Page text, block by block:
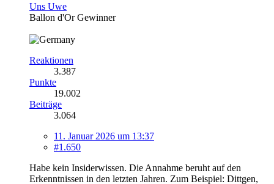
Uns Uwe
Ballon d'Or Gewinner
Reaktionen
3.387
Punkte
19.002
Beiträge
3.064
11. Januar 2026 um 13:37
#1.650
Habe kein Insiderwissen. Die Annahme beruht auf den
Erkenntnissen in den letzten Jahren. Zum Beispiel: Dittgen,